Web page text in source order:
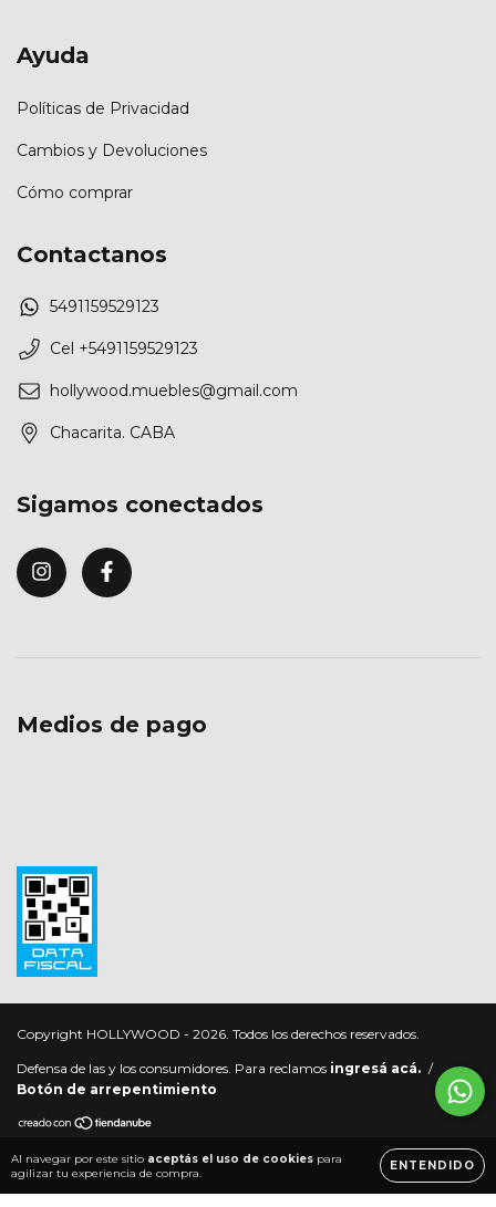
Al navegar por este sitio aceptás el uso de cookies para
agilizar tu experiencia de compra.
ENTENDIDO
Ayuda
Políticas de Privacidad
Cambios y Devoluciones
Cómo comprar
Contactanos
5491159529123
Cel +5491159529123
hollywood.muebles@gmail.com
Chacarita. CABA
Sigamos conectados
Medios de pago
Copyright HOLLYWOOD - 2026. Todos los derechos reservados.
Defensa de las y los consumidores. Para reclamos ingresá acá. /
Botón de arrepentimiento